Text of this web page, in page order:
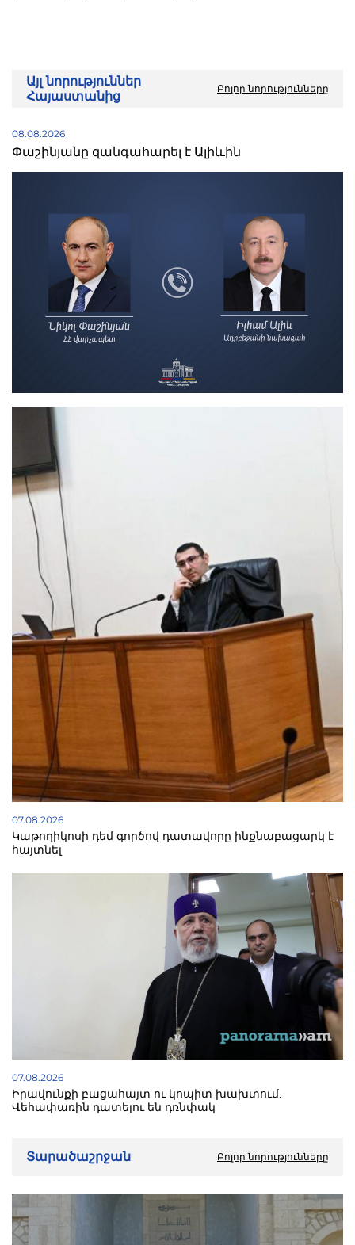
Այլ նորություններ
Հայաստանից
Բոլոր նորությունները
08.08.2026
Փաշինյանը զանգահարել է Ալիևին
07.08.2026
Կաթողիկոսի դեմ գործով դատավորը ինքնաբացարկ է
հայտնել
07.08.2026
Իրավունքի բացահայտ ու կոպիտ խախտում.
Վեհափառին դատելու են դռնփակ
Տարածաշրջան Բոլոր նորությունները